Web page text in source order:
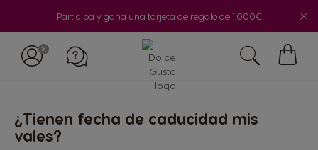
Participa y gana una tarjeta de regalo de 1.000€
¿Tienen fecha de caducidad mis
vales?